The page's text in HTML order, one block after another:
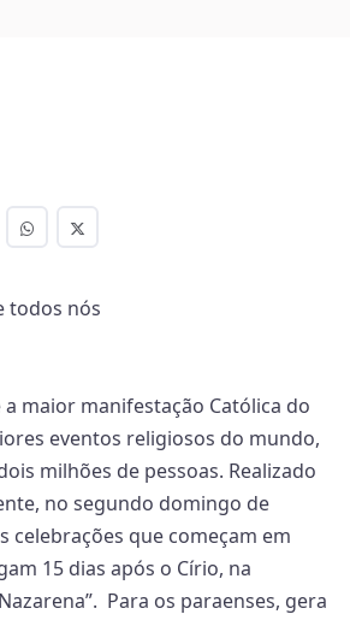
a maior manifestação Católica do
eventos religiosos do mundo,
milhões de pessoas. Realizado
no segundo domingo de
celebrações que começam em
15 dias após o Círio, na
Para os paraenses, gera